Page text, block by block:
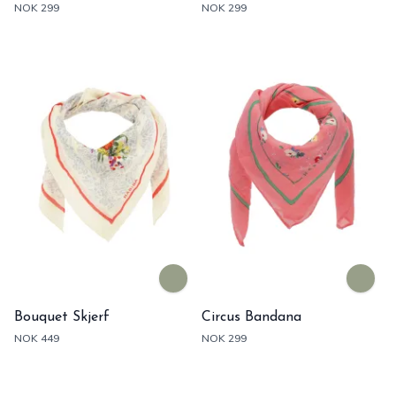
NOK 299 NOK 299
Bouquet Skjerf
NOK 449
Circus Bandana
NOK 299